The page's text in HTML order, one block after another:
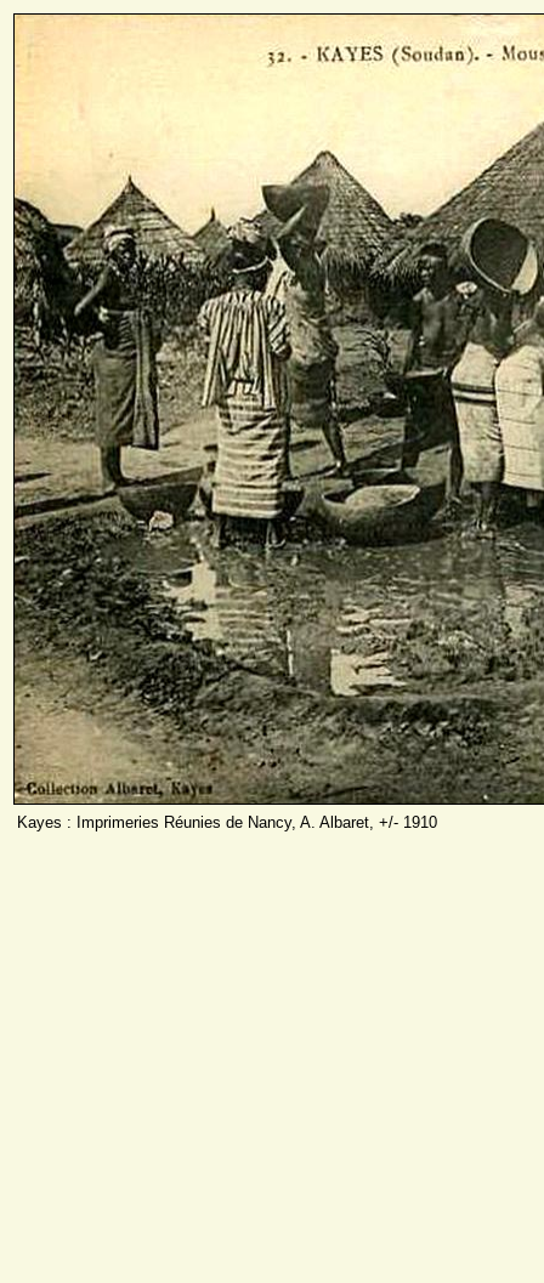
Kayes : Imprimeries Réunies de Nancy, A. Albaret, +/- 1910